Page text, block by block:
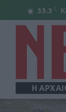
33.3 C
Η